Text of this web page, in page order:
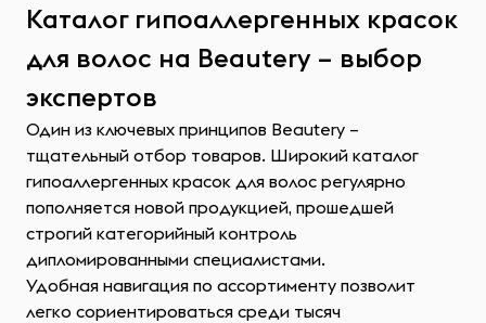
Каталог гипоаллергенных красок
для волос на Beautery – выбор
экспертов
Один из ключевых принципов Beautery –
тщательный отбор товаров. Широкий каталог
гипоаллергенных красок для волос регулярно
пополняется новой продукцией, прошедшей
строгий категорийный контроль
дипломированными специалистами.
Удобная навигация по ассортименту позволит
легко сориентироваться среди тысяч